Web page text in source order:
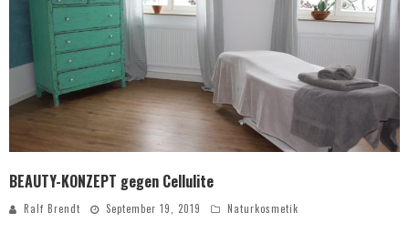
BEAUTY-KONZEPT gegen Cellulite
Ralf Brendt September 19, 2019 Naturkosmetik